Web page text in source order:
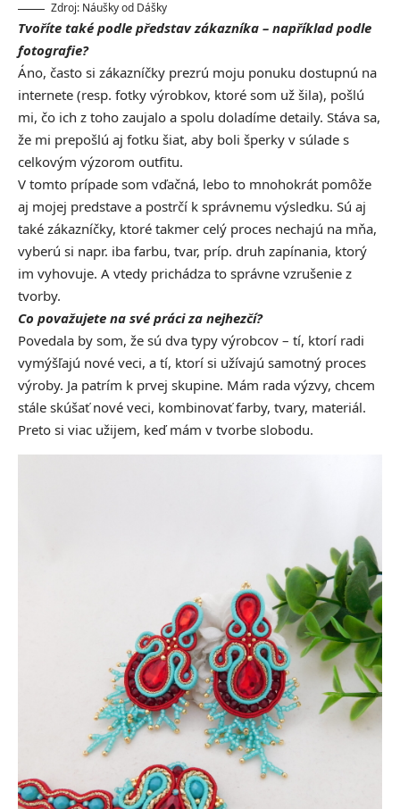
Zdroj: Náušky od Dášky
Tvoříte také podle představ zákazníka – například podle
fotografie?
Áno, často si zákazníčky prezrú moju ponuku dostupnú na
internete (resp. fotky výrobkov, ktoré som už šila), pošlú
mi, čo ich z toho zaujalo a spolu doladíme detaily. Stáva sa,
že mi prepošlú aj fotku šiat, aby boli šperky v súlade s
celkovým výzorom outfitu.
V tomto prípade som vďačná, lebo to mnohokrát pomôže
aj mojej predstave a postrčí k správnemu výsledku. Sú aj
také zákazníčky, ktoré takmer celý proces nechajú na mňa,
vyberú si napr. iba farbu, tvar, príp. druh zapínania, ktorý
im vyhovuje. A vtedy prichádza to správne vzrušenie z
tvorby.
Co považujete na své práci za nejhezčí?
Povedala by som, že sú dva typy výrobcov – tí, ktorí radi
vymýšľajú nové veci, a tí, ktorí si užívajú samotný proces
výroby. Ja patrím k prvej skupine. Mám rada výzvy, chcem
stále skúšať nové veci, kombinovať farby, tvary, materiál.
Preto si viac užijem, keď mám v tvorbe slobodu.